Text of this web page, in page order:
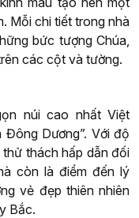
Mỗi chi tiết trong nhà
bức tượng Chúa,
các cột và tường.
núi cao nhất Việt
Đông Dương”. Với độ
thách hấp dẫn đối
còn là điểm đến lý
vẻ đẹp thiên nhiên
Bắc.